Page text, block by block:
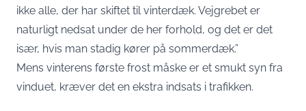
ikke alle, der har skiftet til vinterdæk. Vejgrebet er
naturligt nedsat under de her forhold, og det er det
især, hvis man stadig kører på sommerdæk.”
Mens vinterens første frost måske er et smukt syn fra
vinduet, kræver det en ekstra indsats i trafikken.